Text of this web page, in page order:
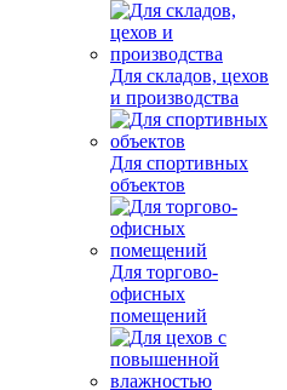
Для складов, цехов
и производства
Для спортивных
объектов
Для торгово-
офисных
помещений